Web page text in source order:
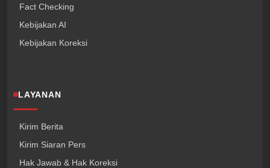
Fact Checking
Kebijakan AI
Kebijakan Koreksi
LAYANAN
Kirim Berita
Kirim Siaran Pers
Hak Jawab & Hak Koreksi